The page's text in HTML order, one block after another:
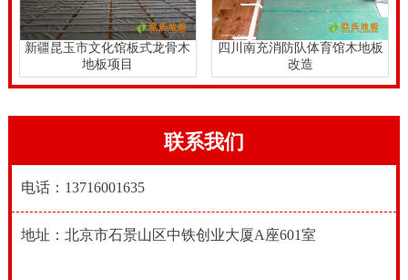
新疆昆玉市文化馆板式龙骨木
地板项目
四川南充消防队体育馆木地板
改造
联系我们
电话：13716001635
地址：北京市石景山区中铁创业大厦A座601室